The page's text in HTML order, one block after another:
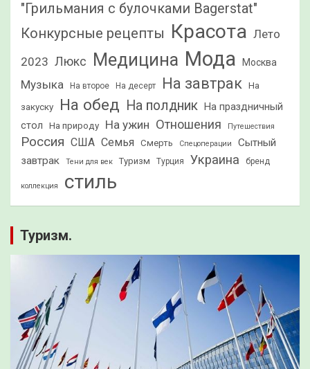
"Грильмания с булочками Bagerstat"
Конкурсные рецепты Красота Лето
2023 Люкс Медицина Мода Москва
Музыка На второе На десерт На завтрак На
закуску На обед На полдник На праздничный
стол
На природу На ужин Отношения Путешествия
Россия США Семья Смерть Спецоперации
Сытный
завтрак
Тени для век Туризм Турция Украина бренд
коллекция стиль
Туризм.